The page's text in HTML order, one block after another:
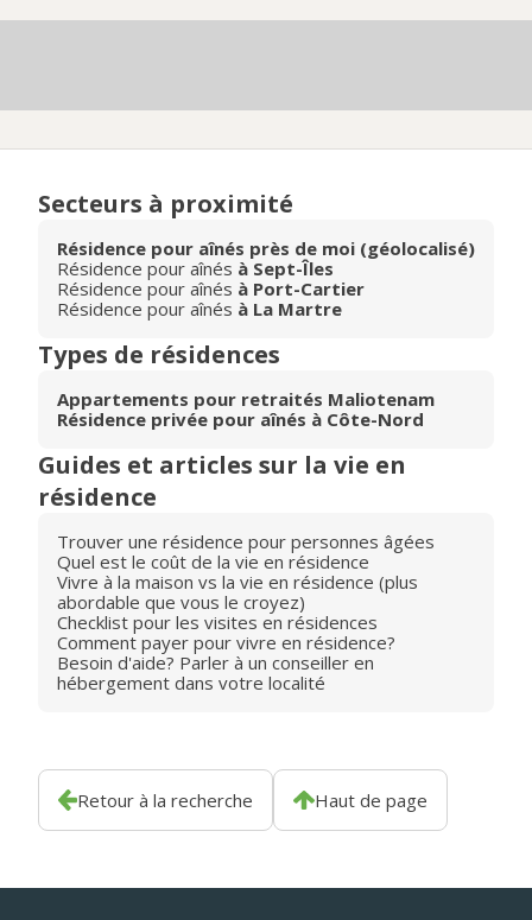
Secteurs à proximité
Résidence pour aînés près de moi (géolocalisé)
Résidence pour aînés à Sept-Îles
Résidence pour aînés à Port-Cartier
Résidence pour aînés à La Martre
Types de résidences
Appartements pour retraités Maliotenam
Résidence privée pour aînés à Côte-Nord
Guides et articles sur la vie en
résidence
Trouver une résidence pour personnes âgées
Quel est le coût de la vie en résidence
Vivre à la maison vs la vie en résidence (plus
abordable que vous le croyez)
Checklist pour les visites en résidences
Comment payer pour vivre en résidence?
Besoin d'aide? Parler à un conseiller en
hébergement dans votre localité
Retour à la recherche Haut de page